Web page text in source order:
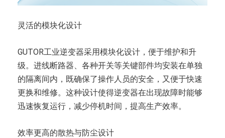
灵活的模块化设计
GUTOR工业逆变器采用模块化设计，便于维护和升
级。进线断路器、各种开关等关键部件均安装在单独
的隔离间内，既确保了操作人员的安全，又便于快速
更换和维修。这种设计使得逆变器在出现故障时能够
迅速恢复运行，减少停机时间，提高生产效率。
效率更高的散热与防尘设计